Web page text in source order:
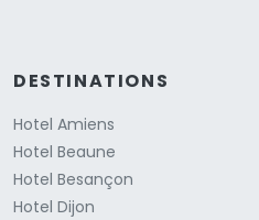
DESTINATIONS
Hotel Amiens
Hotel Beaune
Hotel Besançon
Hotel Dijon